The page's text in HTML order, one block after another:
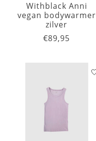
Withblack Anni
vegan bodywarmer
zilver
€89,95